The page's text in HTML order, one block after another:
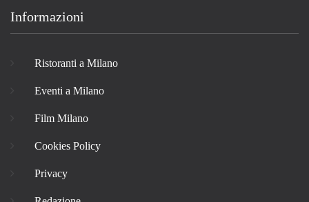
Informazioni
Ristoranti a Milano
Eventi a Milano
Film Milano
Cookies Policy
Privacy